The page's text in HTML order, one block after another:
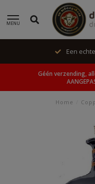
MENU
Een
Géén verzending,
Home